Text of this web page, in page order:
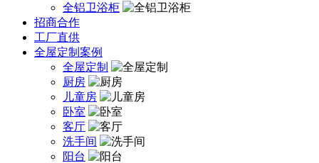
全铝卫浴柜
招商合作
工厂直供
全屋定制案例
全屋定制
厨房
儿童房
卧室
客厅
洗手间
阳台